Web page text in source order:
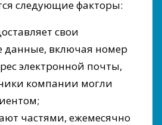
следующие факторы:
свои
данные, включая номер
электронной почты,
компании могли
частями, ежемесячно